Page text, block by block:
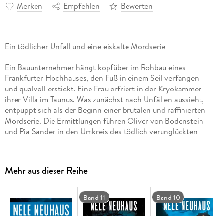
Merken Empfehlen Bewerten
Ein tödlicher Unfall und eine eiskalte Mordserie
Ein Bauunternehmer hängt kopfüber im Rohbau eines
Frankfurter Hochhauses, den Fuß in einem Seil verfangen
und qualvoll erstickt. Eine Frau erfriert in der Kryokammer
ihrer Villa im Taunus. Was zunächst nach Unfällen aussieht,
entpuppt sich als der Beginn einer brutalen und raffinierten
Mordserie. Die Ermittlungen führen Oliver von Bodenstein
und Pia Sander in den Umkreis des tödlich verunglückten
Grevenkamps Softwarefirma und Familie zu entwirren, stoßen
sie auf weitere Morde in der Vergangenheit, die alle mit
Grevenkamp zusammenhängen. Pia und Bodenstein
versuchen, einen Mörder zu stoppen, der keine Gnade kennt
Mehr aus dieser Reihe
Band 11 Band 10